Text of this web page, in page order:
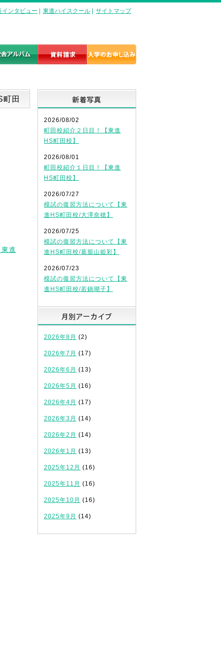
インタビュー 東進ハイスクール サイトマップ
田
進
2026/08/02
町田校紹介２日目！【東進
HS町田校】
2026/08/01
町田校紹介１日目！【東進
HS町田校】
2026/07/27
模試の復習方法について【東
進HS町田校/大澤奈穂】
2026/07/25
模試の復習方法について【東
進HS町田校/葛籠山姫彩】
2026/07/23
模試の復習方法について【東
進HS町田校/若鍋瑚子】
2026年8月 (2)
2026年7月 (17)
2026年6月 (13)
2026年5月 (16)
2026年4月 (17)
2026年3月 (14)
2026年2月 (14)
2026年1月 (13)
2025年12月 (16)
2025年11月 (16)
2025年10月 (16)
2025年9月 (14)